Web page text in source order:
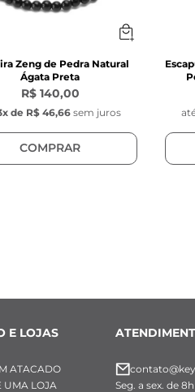
Zeng de Pedra Natural
Ágata Preta
R$ 140,00
x de R$ 46,66 sem juros
COMPRAR
E LOJAS
ATACADO
UMA LOJA
Seg. a sex. de